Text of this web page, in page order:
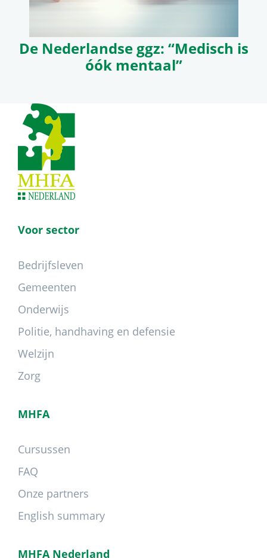
De Nederlandse ggz: “Medisch is
óók mentaal”
Footer
Voor sector
Bedrijfsleven
Gemeenten
Onderwijs
Politie, handhaving en defensie
Welzijn
Zorg
MHFA
Cursussen
FAQ
Onze partners
English summary
MHFA Nederland